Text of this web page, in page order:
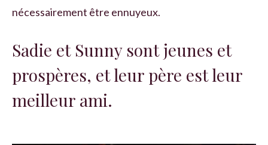
nécessairement être ennuyeux.
Sadie et Sunny sont jeunes et
prospères, et leur père est leur
meilleur ami.